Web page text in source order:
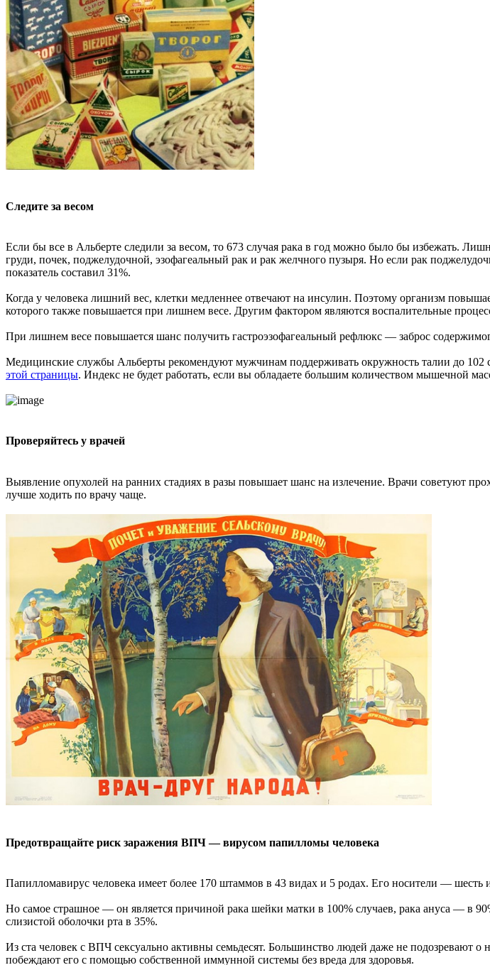
Следите за весом
Если бы все в Альберте следили за весом, то 673 случая рака в год можно было бы избежать.
груди, почек, поджелудочной, эзофагеальный рак и рак желчного пузыря. Но если рак
показатель составил 31%.
Когда у человека лишний вес, клетки медленнее отвечают на инсулин. Поэтому организм
которого также повышается при лишнем весе. Другим фактором являются воспалительные
При лишнем весе повышается шанс получить гастроэзофагеальный рефлюкс — заброс
Медицинские службы Альберты рекомендуют мужчинам поддерживать окружность талии до
этой страницы. Индекс не будет работать, если вы обладаете большим количеством мышечной
Проверяйтесь у врачей
Выявление опухолей на ранних стадиях в разы повышает шанс на излечение. Врачи советуют
лучше ходить по врачу чаще.
Предотвращайте риск заражения ВПЧ — вирусом папилломы человека
Папилломавирус человека имеет более 170 штаммов в 43 видах и 5 родах. Его носители —
Но самое страшное — он является причиной рака шейки матки в 100% случаев, рака ануса — в
слизистой оболочки рта в 35%.
Из ста человек с ВПЧ сексуально активны семьдесят. Большинство людей даже не
побеждают его с помощью собственной иммунной системы без вреда для здоровья.